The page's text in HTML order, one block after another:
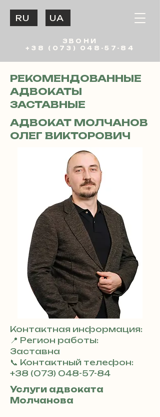
ЗВОНИ
+38 (073) 048-57-84
UA
RU
РЕКОМЕНДОВАННЫЕ
АДВОКАТЫ
ЗАСТАВНЫЕ
АДВОКАТ МОЛЧАНОВ
ОЛЕГ ВИКТОРОВИЧ
Контактная информация:
📍 Регион работы:
Заставна
📞 Контактный телефон:
+38 (073) 048-57-84
Услуги адвоката
Молчанова